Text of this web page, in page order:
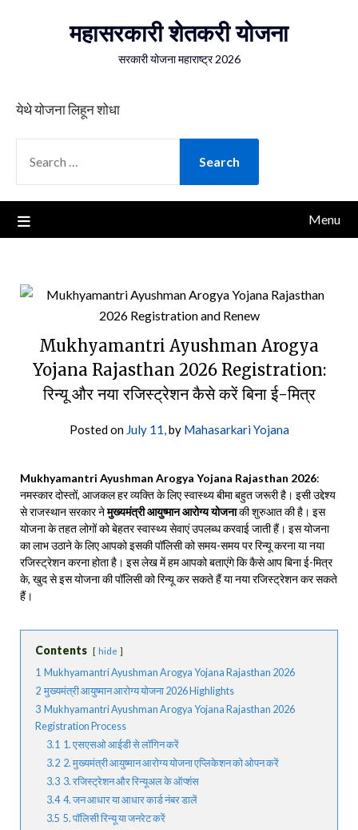
महासरकारी शेतकरी योजना
सरकारी योजना महाराष्ट्र 2026
येथे योजना लिहून शोधा
FOR:
Menu
Mukhyamantri Ayushman Arogya
Yojana Rajasthan 2026 Registration:
रिन्यू और नया रजिस्ट्रेशन कैसे करें बिना ई-मित्र
Posted on July 11,by Mahasarkari Yojana
Mukhyamantri Ayushman Arogya Yojana Rajasthan 2026:
नमस्कार दोस्तों, आजकल हर व्यक्ति के लिए स्वास्थ्य बीमा बहुत जरूरी है। इसी उद्देश्य
से राजस्थान सरकार नेमुख्यमंत्री आयुष्मान आरोग्य योजनाकी शुरुआत की है। इस
योजना के तहत लोगों को बेहतर स्वास्थ्य सेवाएं उपलब्ध करवाई जाती हैं। इस योजना
का लाभ उठाने के लिए आपको इसकी पॉलिसी को समय-समय पर रिन्यू करना या नया
रजिस्ट्रेशन करना होता है। इस लेख में हम आपको बताएंगे कि कैसे आप बिना ई-मित्र
के, खुद से इस योजना की पॉलिसी को रिन्यू कर सकते हैं या नया रजिस्ट्रेशन कर सकते
हैं।
Contents hide
1 Mukhyamantri Ayushman Arogya Yojana Rajasthan 2026
2 मुख्यमंत्री आयुष्मान आरोग्य योजना 2026 Highlights
3 Mukhyamantri Ayushman Arogya Yojana Rajasthan 2026
Registration Process
3.1 1. एसएसओ आईडी से लॉगिन करें
3.2 2. मुख्यमंत्री आयुष्मान आरोग्य योजना एप्लिकेशन को ओपन करें
3.3 3. रजिस्ट्रेशन और रिन्यूअल के ऑप्शंस
3.4 4. जन आधार या आधार कार्ड नंबर डालें
3.5 5. पॉलिसी रिन्यू या जनरेट करें